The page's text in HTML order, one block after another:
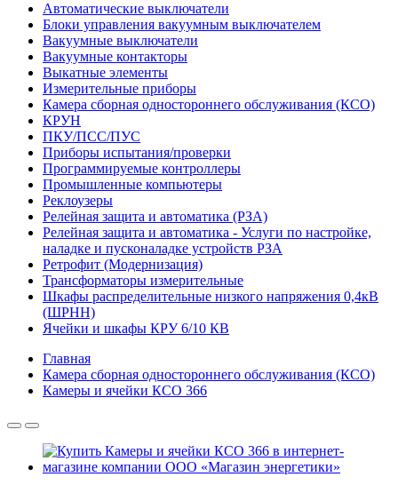
Автоматические выключатели
Блоки управления вакуумным выключателем
Вакуумные выключатели
Вакуумные контакторы
Выкатные элементы
Измерительные приборы
Камера сборная одностороннего обслуживания (КСО)
КРУН
ПКУ/ПСС/ПУС
Приборы испытания/проверки
Программируемые контроллеры
Промышленные компьютеры
Реклоузеры
Релейная защита и автоматика (РЗА)
Релейная защита и автоматика - Услуги по настройке,
наладке и пусконаладке устройств РЗА
Ретрофит (Модернизация)
Трансформаторы измерительные
Шкафы распределительные низкого напряжения 0,4кВ
(ШРНН)
Ячейки и шкафы КРУ 6/10 КВ
Главная
Камера сборная одностороннего обслуживания (КСО)
Камеры и ячейки КСО 366